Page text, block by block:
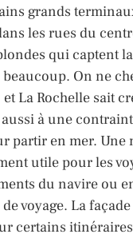
grands
les rues du
qui captent
On ne
La Rochelle sait
à une
partir en mer.
utile pour les
du navire ou
voyage. La
certains